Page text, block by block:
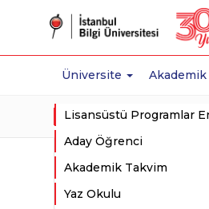
Üniversite Akademik
Ana Sayfa Akademik
Lisansüstü Programlar
Aday Öğrenci
Akademik Takvim
Yaz Okulu